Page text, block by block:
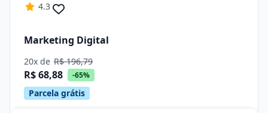
4.3
Marketing Digital
20x de R$ 196,79
R$ 68,88 -65%
Parcela grátis